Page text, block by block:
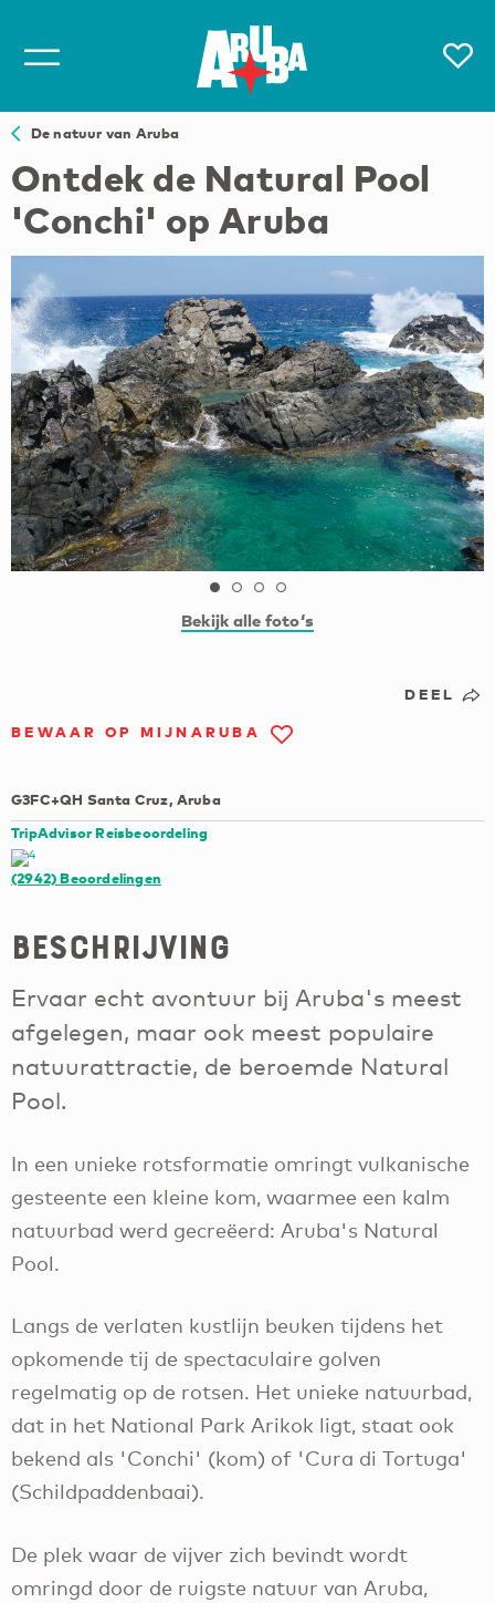
De natuur van Aruba
Ontdek de Natural Pool
'Conchi' op Aruba
Bekijk alle foto‘s
DEEL
BEWAAR OP MIJNARUBA
G3FC+QH Santa Cruz, Aruba
TripAdvisor Reisbeoordeling
(2942)Beoordelingen
Beschrijving
Ervaar echt avontuur bij Aruba's meest
afgelegen, maar ook meest populaire
natuurattractie, de beroemde Natural
Pool.
In een unieke rotsformatie omringt vulkanische
gesteente een kleine kom, waarmee een kalm
natuurbad werd gecreëerd: Aruba's Natural
Pool.
Langs de verlaten kustlijn beuken tijdens het
opkomende tij de spectaculaire golven
regelmatig op de rotsen. Het unieke natuurbad,
dat in het National Park Arikok ligt, staat ook
bekend als 'Conchi' (kom) of 'Cura di Tortuga'
(Schildpaddenbaai).
De plek waar de vijver zich bevindt wordt
omringd door de ruigste natuur van Aruba,